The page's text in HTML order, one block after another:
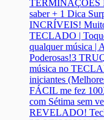
TERMINAÇÕES
saber + 1 Dica
INCRÍVEIS!
TECLADO |
qualquer música |
Poderosas!3
música no
iniciantes
FÁCIL me fez
com Sétima sem
REVELADO!